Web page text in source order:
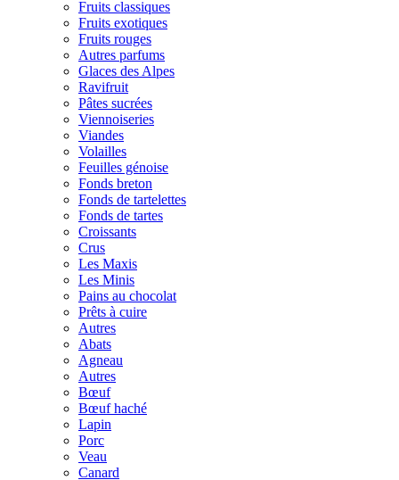
Fruits classiques
Fruits exotiques
Fruits rouges
Autres parfums
Glaces des Alpes
Ravifruit
Pâtes sucrées
Viennoiseries
Viandes
Volailles
Feuilles génoise
Fonds breton
Fonds de tartelettes
Fonds de tartes
Croissants
Crus
Les Maxis
Les Minis
Pains au chocolat
Prêts à cuire
Autres
Abats
Agneau
Autres
Bœuf
Bœuf haché
Lapin
Porc
Veau
Canard